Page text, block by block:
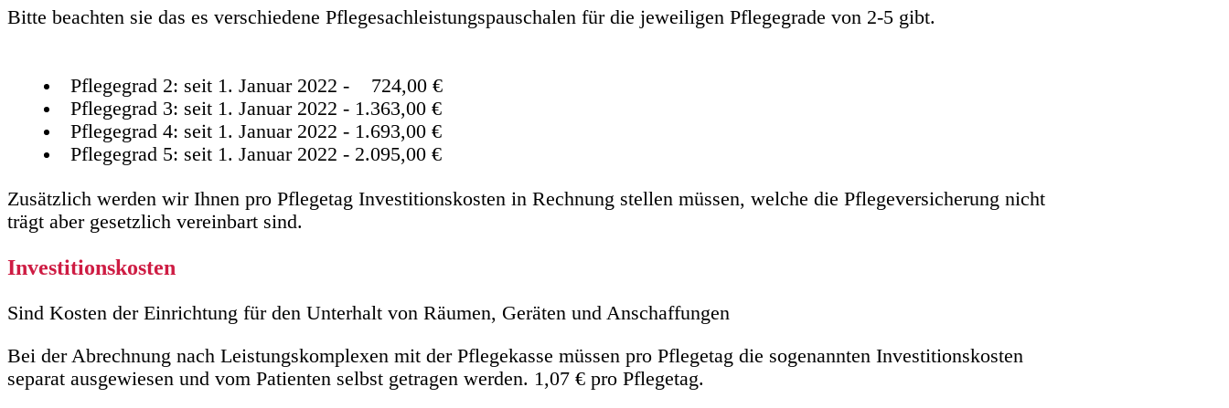
Bitte beachten sie das es verschiedene Pflegesachleistungspauschalen für die jeweiligen Pflegegrade von 2-5 gibt.
Pflegegrad 2: seit 1. Januar 2022 - 724,00 €
Pflegegrad 3: seit 1. Januar 2022 - 1.363,00 €
Pflegegrad 4: seit 1. Januar 2022 - 1.693,00 €
Pflegegrad 5: seit 1. Januar 2022 - 2.095,00 €
Zusätzlich werden wir Ihnen pro Pflegetag Investitionskosten in Rechnung stellen müssen, welche die Pflegeversicherung nicht
trägt aber gesetzlich vereinbart sind.
Investitionskosten
Sind Kosten der Einrichtung für den Unterhalt von Räumen, Geräten und Anschaffungen
Bei der Abrechnung nach Leistungskomplexen mit der Pflegekasse müssen pro Pflegetag die sogenannten Investitionskosten
separat ausgewiesen und vom Patienten selbst getragen werden. 1,07 € pro Pflegetag.